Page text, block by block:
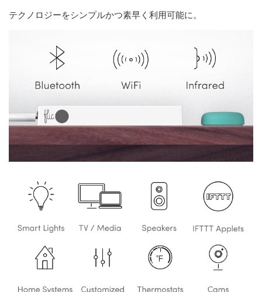
テクノロジーをシンプルかつ素早く利用可能に。